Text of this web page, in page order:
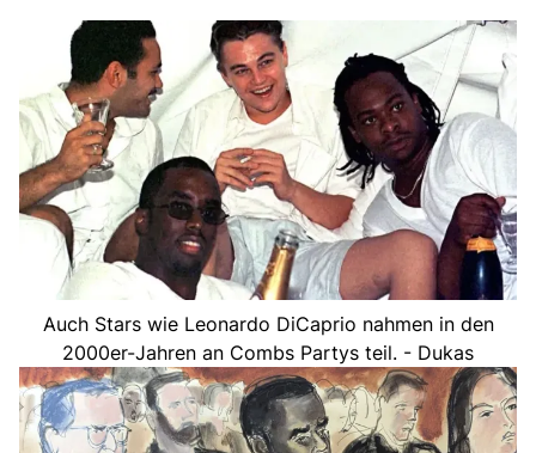
Auch Stars wie Leonardo DiCaprio nahmen in den
2000er-Jahren an Combs Partys teil. - Dukas